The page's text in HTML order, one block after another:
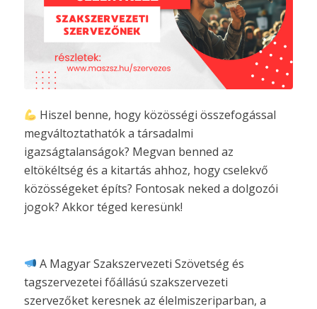
Hiszel benne, hogy közösségi összefogással
megváltoztathatók a társadalmi
igazságtalanságok? Megvan benned az
eltökéltség és a kitartás ahhoz, hogy cselekvő
közösségeket építs? Fontosak neked a dolgozói
jogok? Akkor téged keresünk!
A Magyar Szakszervezeti Szövetség és
tagszervezetei főállású szakszervezeti
szervezőket keresnek az élelmiszeriparban, a